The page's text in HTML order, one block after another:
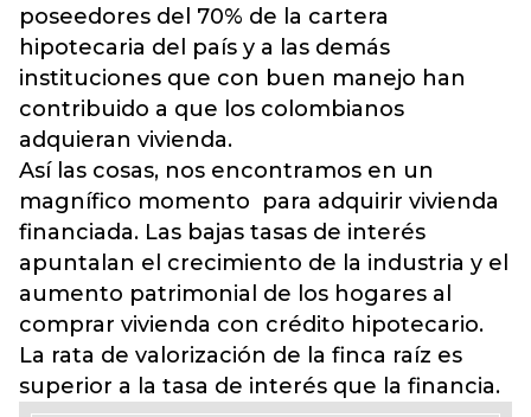
poseedores del 70% de la cartera
hipotecaria del país y a las demás
instituciones que con buen manejo han
contribuido a que los colombianos
adquieran vivienda.
Así las cosas, nos encontramos en un
magnífico momento para adquirir vivienda
financiada. Las bajas tasas de interés
apuntalan el crecimiento de la industria y el
aumento patrimonial de los hogares al
comprar vivienda con crédito hipotecario.
La rata de valorización de la finca raíz es
superior a la tasa de interés que la financia.